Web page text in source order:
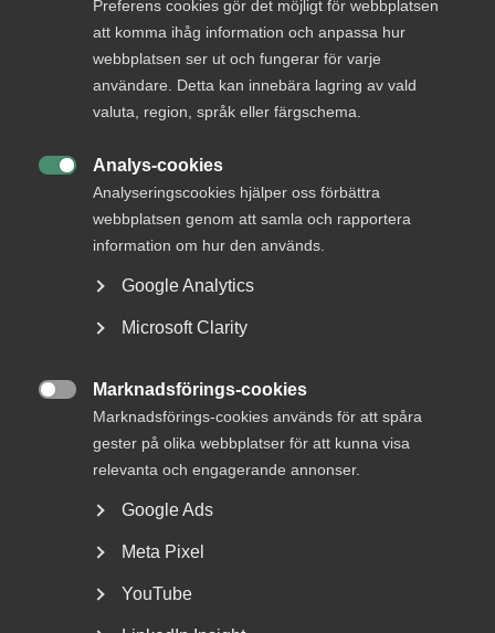
Preferens cookies gör det möjligt för webbplatsen
att komma ihåg information och anpassa hur
webbplatsen ser ut och fungerar för varje
användare. Detta kan innebära lagring av vald
valuta, region, språk eller färgschema.
Analys-cookies
Analyseringscookies hjälper oss förbättra
webbplatsen genom att samla och rapportera
information om hur den används.
Google Analytics
Microsoft Clarity
Marknadsförings-cookies
Marknadsförings-cookies används för att spåra
gester på olika webbplatser för att kunna visa
relevanta och engagerande annonser.
Google Ads
Meta Pixel
YouTube
Läs remissen
Bli en del av framtidens
arbetsliv
Om Almega
Rådgivning, hjälp och
Rådgivning och hjälp
hjälper dig att göra rätt